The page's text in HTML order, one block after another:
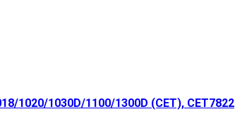
1020/1030D/1100/1300D (CET), CET7822